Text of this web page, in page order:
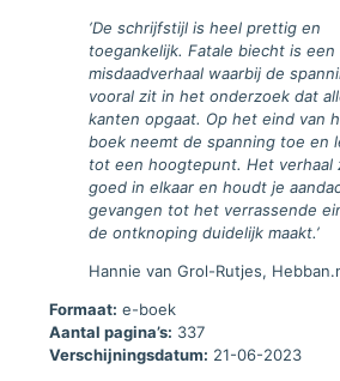
‘De schrijfstijl is heel prettig en
toegankelijk. Fatale biecht is een
misdaadverhaal waarbij de
vooral zit in het onderzoek dat
kanten opgaat. Op het eind van
boek neemt de spanning toe en
tot een hoogtepunt. Het verhaal
goed in elkaar en houdt je
gevangen tot het verrassende
de ontknoping duidelijk maakt.’
Hannie van Grol-Rutjes,
Formaat: e-boek
Aantal pagina’s: 337
Verschijningsdatum: 21-06-2023